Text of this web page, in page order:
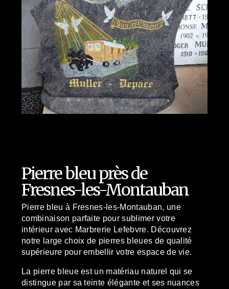
Pierre bleu près de
Fresnes-les-Montauban
Pierre bleu à Fresnes-les-Montauban, une
combinaison parfaite pour sublimer votre
intérieur avec Marbrerie Lefebvre. Découvrez
notre large choix de pierres bleues de qualité
supérieure pour embellir votre espace de vie.
La pierre bleue est un matériau naturel qui se
distingue par sa teinte élégante et ses nuances